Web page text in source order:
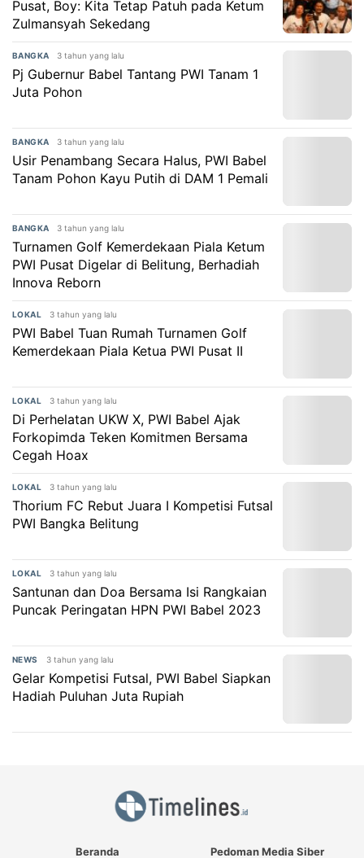
Pusat, Boy: Kita Tetap Patuh pada Ketum
Zulmansyah Sekedang
BANGKA 3 tahun yang lalu
Pj Gubernur Babel Tantang PWI Tanam 1
Juta Pohon
BANGKA 3 tahun yang lalu
Usir Penambang Secara Halus, PWI Babel
Tanam Pohon Kayu Putih di DAM 1 Pemali
BANGKA 3 tahun yang lalu
Turnamen Golf Kemerdekaan Piala Ketum
PWI Pusat Digelar di Belitung, Berhadiah
Innova Reborn
LOKAL 3 tahun yang lalu
PWI Babel Tuan Rumah Turnamen Golf
Kemerdekaan Piala Ketua PWI Pusat II
LOKAL 3 tahun yang lalu
Di Perhelatan UKW X, PWI Babel Ajak
Forkopimda Teken Komitmen Bersama
Cegah Hoax
LOKAL 3 tahun yang lalu
Thorium FC Rebut Juara I Kompetisi Futsal
PWI Bangka Belitung
LOKAL 3 tahun yang lalu
Santunan dan Doa Bersama Isi Rangkaian
Puncak Peringatan HPN PWI Babel 2023
NEWS 3 tahun yang lalu
Gelar Kompetisi Futsal, PWI Babel Siapkan
Hadiah Puluhan Juta Rupiah
Beranda Pedoman Media Siber